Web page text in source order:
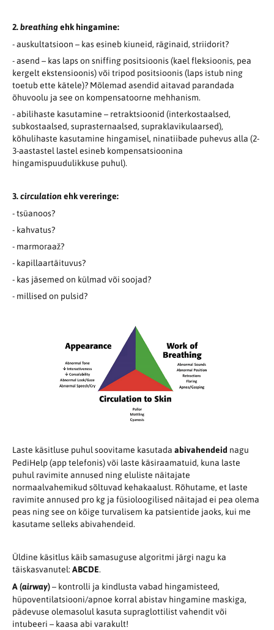
2.breathingehk hingamine:
- auskultatsioon – kas esineb kiuneid, räginaid, striidorit?
- asend – kas laps on sniffing positsioonis (kael fleksioonis, pea
kergelt ekstensioonis) või tripod positsioonis (laps istub ning
toetub ette kätele)? Mõlemad asendid aitavad parandada
õhuvoolu ja see on kompensatoorne mehhanism.
- abilihaste kasutamine – retraktsioonid (interkostaalsed,
subkostaalsed, suprasternaalsed, supraklavikulaarsed),
kõhulihaste kasutamine hingamisel, ninatiibade puhevus alla (2-
3-aastastel lastel esineb kompensatsioonina
hingamispuudulikkuse puhul).
3.circulationehk vereringe:
- tsüanoos?
- kahvatus?
- marmoraaž?
- kapillaartäituvus?
- kas jäsemed on külmad või soojad?
- millised on pulsid?
Laste käsitluse puhul soovitame kasutada abivahendeid nagu
PediHelp (app telefonis) või laste käsiraamatuid, kuna laste
puhul ravimite annused ning eluliste näitajate
normaalvahemikud sõltuvad kehakaalust. Rõhutame, et laste
ravimite annused pro kg ja füsioloogilised näitajad ei pea olema
peas ning see on kõige turvalisem ka patsientide jaoks, kui me
kasutame selleks abivahendeid.
Üldine käsitlus käib samasuguse algoritmi järgi nagu ka
täiskasvanutel: ABCDE.
A (airway)– kontrolli ja kindlusta vabad hingamisteed,
hüpoventilatsiooni/apnoe korral abistav hingamine maskiga,
pädevuse olemasolul kasuta supraglottilist vahendit või
intubeeri – kaasa abi varakult!